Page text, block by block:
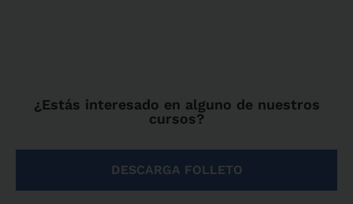
¿Estás interesado en alguno de nuestros
cursos?
DESCARGA FOLLETO